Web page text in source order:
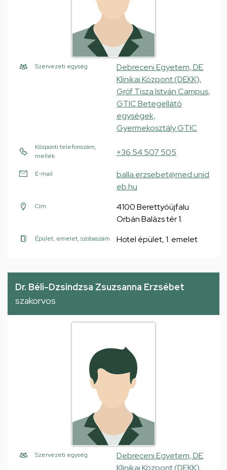
Szervezeti egység
Debreceni Egyetem, DE
Klinikai Központ (DEKK),
Gróf Tisza István Campus,
GTIC Betegellátó
egységek,
Gyermekosztály GTIC
Központi telefonszám,
mellék
+36 54 507 505
E-mail
balla.erzsebet@med.unid
eb.hu
Cím
4100 Berettyóújfalu
Orbán Balázs tér 1.
Épület, emelet, szobaszám Hotel épület, 1. emelet
Dr. Béli-Dzsindzsa Zsuzsanna Erzsébet
szakorvos
Szervezeti egység
Debreceni Egyetem, DE
Klinikai Központ (DEKK),